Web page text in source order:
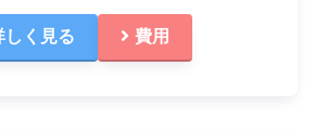
しく見る 費用